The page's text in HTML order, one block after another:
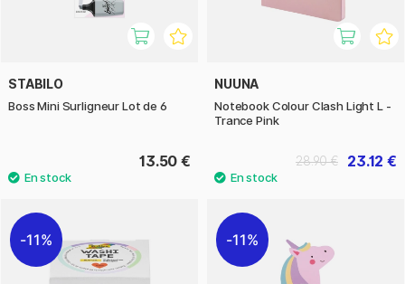
STABILO
Boss Mini Surligneur Lot de 6
13.50 €
NUUNA
Notebook Colour Clash Light L -
Trance Pink
23.12 €
28.90 €
11% 11%